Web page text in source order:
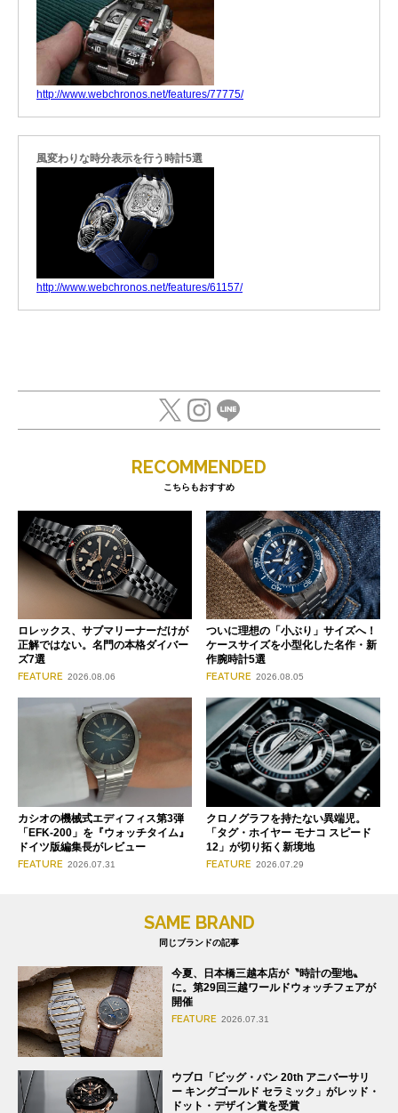
http://www.webchronos.net/features/77775/
風変わりな時分表示を行う時計5選
http://www.webchronos.net/features/61157/
RECOMMENDED
こちらもおすすめ
ロレックス、サブマリーナーだけが
正解ではない。名門の本格ダイバー
ズ7選
FEATURE 2026.08.06
ついに理想の「小ぶり」サイズへ！
ケースサイズを小型化した名作・新
作腕時計5選
FEATURE 2026.08.05
カシオの機械式エディフィス第3弾
「EFK-200」を『ウォッチタイム』
ドイツ版編集長がレビュー
FEATURE 2026.07.31
クロノグラフを持たない異端児。
「タグ・ホイヤー モナコ スピード
12」が切り拓く新境地
FEATURE 2026.07.29
SAME BRAND
同じブランドの記事
今夏、日本橋三越本店が〝時計の聖地〟
に。第29回三越ワールドウォッチフェアが
開催
FEATURE 2026.07.31
ウブロ「ビッグ・バン 20th アニバーサリ
ー キングゴールド セラミック」がレッド・
ドット・デザイン賞を受賞